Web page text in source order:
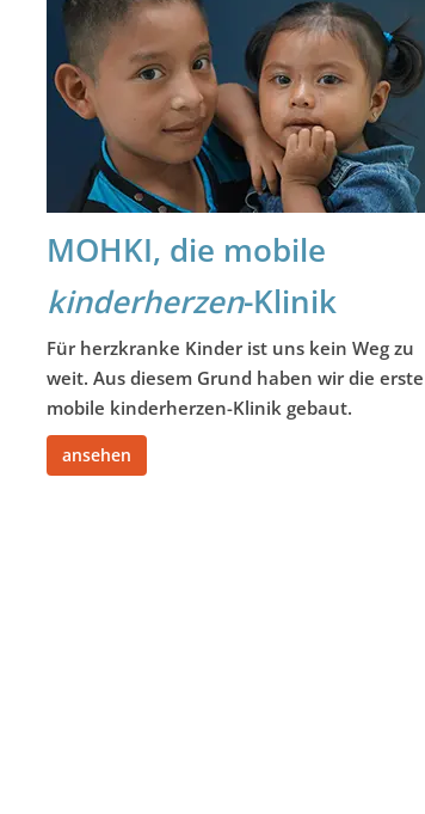
MOHKI, die mobile
kinderherzen-Klinik
Für herzkranke Kinderist uns kein Weg zu
weit. Aus diesem Grund haben wir die erste
mobile kinderherzen-Klinik gebaut.
ansehen